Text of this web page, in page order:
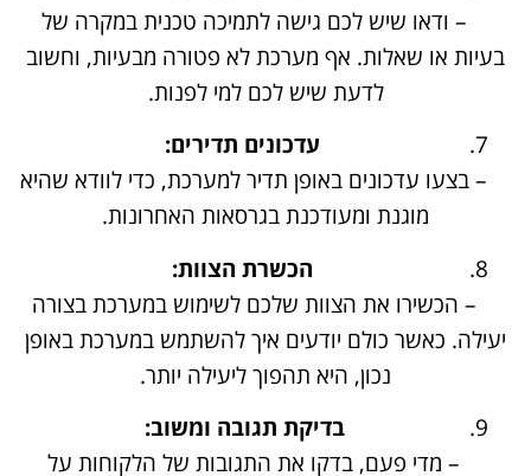
– ודאו שיש לכם גישה לתמיכה טכנית במקרה של
בעיות או שאלות. אף מערכת לא פטורה מבעיות, וחשוב
לדעת שיש לכם למי לפנות.
עדכונים תדירים:
– בצעו עדכונים באופן תדיר למערכת, כדי לוודא שהיא
מוגנת ומעודכנת בגרסאות האחרונות.
הכשרת הצוות:
– הכשירו את הצוות שלכם לשימוש במערכת בצורה
יעילה. כאשר כולם יודעים איך להשתמש במערכת באופן
נכון, היא תהפוך ליעילה יותר.
בדיקת תגובה ומשוב:
– מדי פעם, בדקו את התגובות של הלקוחות על